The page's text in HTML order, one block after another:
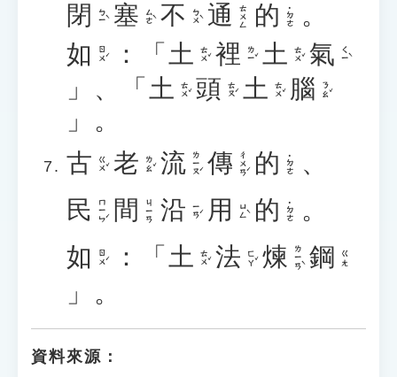
閉 ㄅㄧˋ 塞 ㄙㄜˋ 不 ㄅㄨˋ 通 ㄊㄨㄥ 的 ˙ㄉㄜ 。
如 ㄖㄨˊ ：「 土 ㄊㄨˇ 裡 ㄌㄧˇ 土 ㄊㄨˇ 氣 ㄑㄧˋ
」、「 土 ㄊㄨˇ 頭 ㄊㄡˊ 土 ㄊㄨˇ 腦 ㄋㄠˇ
」。
古 ㄍㄨˇ 老 ㄌㄠˇ 流 ㄌㄧㄡˊ 傳 ㄔㄨㄢˊ 的 ˙ㄉㄜ 、
民 ㄇㄧㄣˊ 間 ㄐㄧㄢ 沿 ㄧㄢˊ 用 ㄩㄥˋ 的 ˙ㄉㄜ 。
如 ㄖㄨˊ ：「 土 ㄊㄨˇ 法 ㄈㄚˇ 煉 ㄌㄧㄢˋ 鋼 ㄍㄤ
」。
資料來源：